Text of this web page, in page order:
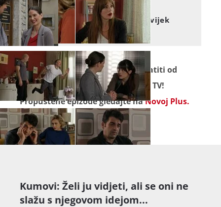
KUMOVI
Postoji li između njih još uvijek
šansa?
Seriju"Kumovi"ne propustite pratiti od
ponedjeljka do četvrtka na Novoj TV!
Propuštene epizode gledajte naNovoj Plus.
Kumovi: Želi ju vidjeti, ali se oni ne
slažu s njegovom idejom...